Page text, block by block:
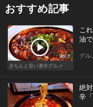
おすすめ記事
Vol.7
きちんと旨い激辛グルメ
こ
油
グル
絶
辛